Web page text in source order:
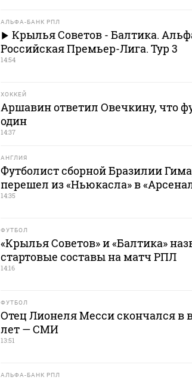
АЛЬФА-БАНК РПЛ
Крылья Советов - Балтика.
Российская Премьер-Лига. Тур 3
14:54
ХОККЕЙ
Аршавин ответил Овечкину, что
один
14:37
АНГЛИЯ
Футболист сборной Бразилии
перешел из «Ньюкасла» в
14:35
ФУТБОЛ
«Крылья Советов» и «Балтика»
стартовые составы на матч РПЛ
14:16
ФУТБОЛ
Отец Лионеля Месси скончался в
лет — СМИ
13:51
АЛЬФА-БАНК РПЛ